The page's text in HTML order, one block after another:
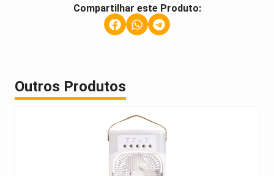
Compartilhar este Produto:
Outros Produtos